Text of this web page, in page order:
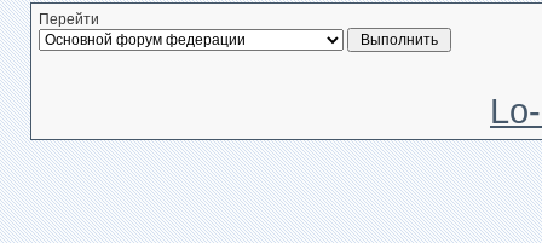
Перейти